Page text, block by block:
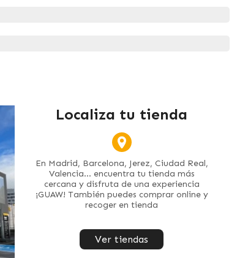
Localiza tu tienda
En Madrid, Barcelona, Jerez, Ciudad Real,
Valencia... encuentra tu tienda más
cercana y disfruta de una experiencia
¡GUAW! También puedes comprar online y
recoger en tienda
Ver tiendas